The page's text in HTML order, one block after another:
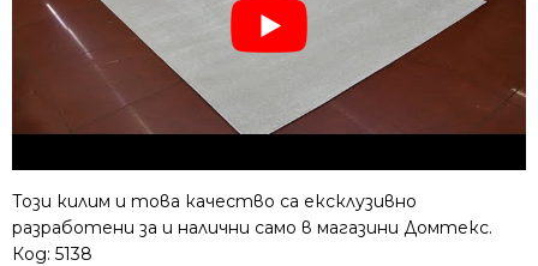
Този килим и това качество са ексклузивно
разработени за и налични само в магазини Домтекс.
Код: 5138